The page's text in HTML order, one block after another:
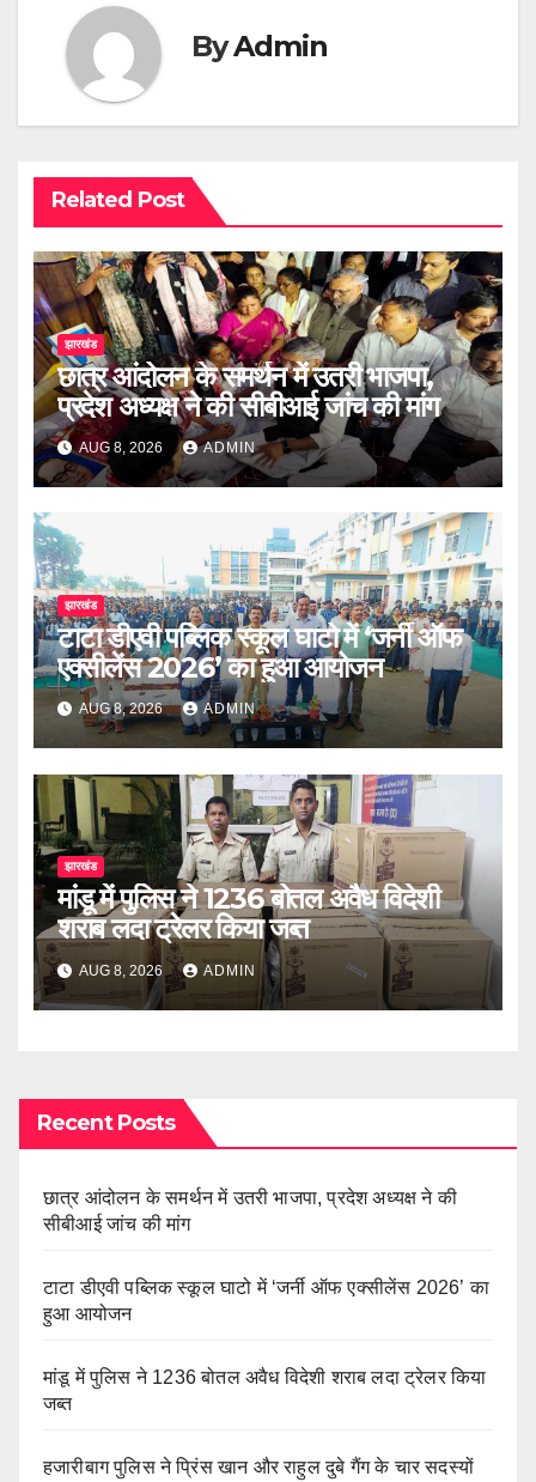
ByAdmin
Related Post
झारखंड
छात्र आंदोलन के समर्थन में उतरी भाजपा,
प्रदेश अध्यक्ष ने की सीबीआई जांच की मांग
AUG 8, 2026 ADMIN
झारखंड
टाटा डीएवी पब्लिक स्कूल घाटो में ‘जर्नी ऑफ
एक्सीलेंस 2026’ का हुआ आयोजन
AUG 8, 2026 ADMIN
झारखंड
मांडू में पुलिस ने 1236 बोतल अवैध विदेशी
शराब लदा ट्रेलर किया जब्त
AUG 8, 2026 ADMIN
Recent Posts
छात्र आंदोलन के समर्थन में उतरी भाजपा, प्रदेश अध्यक्ष ने की
सीबीआई जांच की मांग
टाटा डीएवी पब्लिक स्कूल घाटो में ‘जर्नी ऑफ एक्सीलेंस 2026’ का
हुआ आयोजन
मांडू में पुलिस ने 1236 बोतल अवैध विदेशी शराब लदा ट्रेलर किया
जब्त
हजारीबाग पुलिस ने प्रिंस खान और राहुल दुबे गैंग के चार सदस्यों